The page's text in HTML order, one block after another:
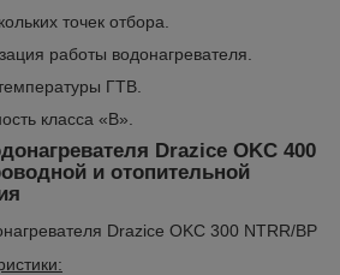
точек отбора.
работы водонагревателя.
ГТВ.
класса «B».
Drazice OKC 400
и отопительной